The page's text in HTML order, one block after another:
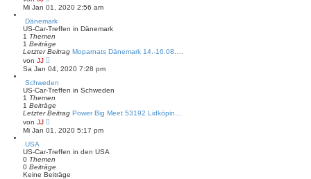
e
u
e
s
t
e
r
e
i
t
r
a
g
Mi Jan 01, 2020 2:56 am
Dänemark
US-Car-Treffen in Dänemark
1 Themen
1 Beiträge
Letzter Beitrag Moparnats Dänemark 14.-16.08.…
von JJ
e
u
e
s
t
e
r
e
i
r
a
g
Sa Jan 04, 2020 7:28 pm
Schweden
US-Car-Treffen in Schweden
1 Themen
1 Beiträge
Letzter Beitrag Power Big Meet 53192 Lidköpin…
von JJ
e
u
s
t
e
r
Mi Jan 01, 2020 5:17 pm
USA
US-Car-Treffen in den USA
0 Themen
0 Beiträge
Keine Beiträge